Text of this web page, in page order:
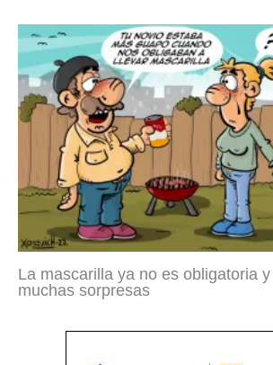
La mascarilla ya no es obligatoria
muchas sorpresas